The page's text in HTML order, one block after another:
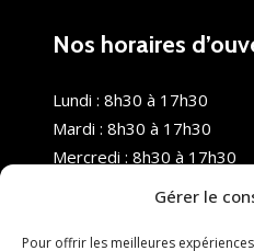
Gérer le
Pour offrir les meilleures
Nos horaires
Lundi : 8h30 à 17h30
Mardi : 8h30 à 17h30
Mercredi : 8h30 à 17h30
Samedi : Fermé